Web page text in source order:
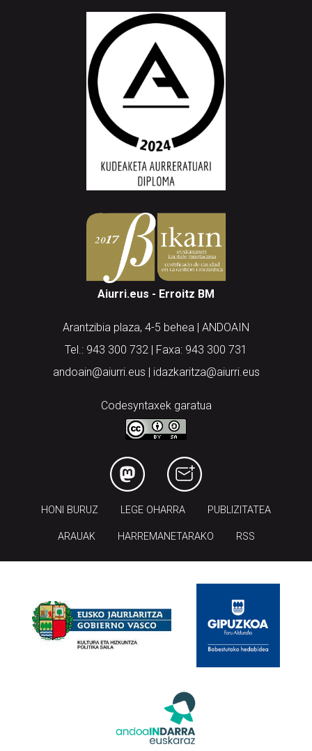
Aiurri.eus - Erroitz BM
Arantzibia plaza, 4-5 behea | ANDOAIN
Tel.: 943 300 732 | Faxa: 943 300 731
andoain@aiurri.eus | idazkaritza@aiurri.eus
Codesyntaxek garatua
HONI BURUZ LEGE OHARRA PUBLIZITATEA
ARAUAK HARREMANETARAKO RSS